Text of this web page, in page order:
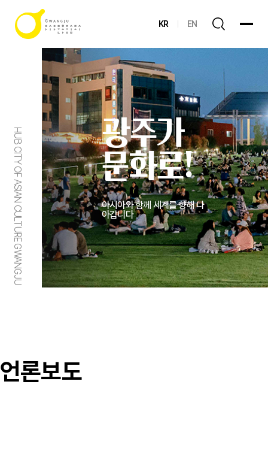
KR EN
HUB CITY OF ASIAN CULTURE GWANGJU
광주가
문화로!
아시아와 함께 세계를 향해 나
아갑니다
언론보도